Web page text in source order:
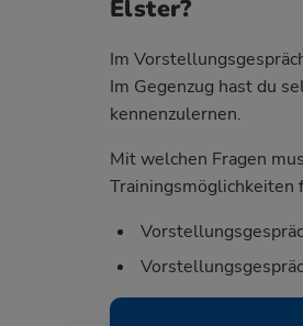
Elster?
Im
Im Gegenzug hast du
kennenzulernen.
Mit welchen Fragen
Trainingsmöglichkeiten